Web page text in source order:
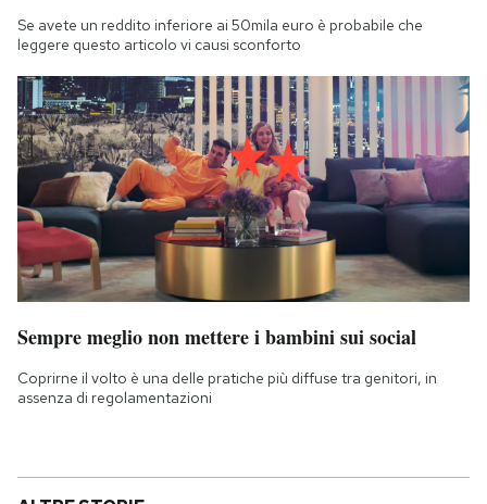
Se avete un reddito inferiore ai 50mila euro è probabile che
leggere questo articolo vi causi sconforto
Sempre meglio non mettere i bambini sui social
Coprirne il volto è una delle pratiche più diffuse tra genitori, in
assenza di regolamentazioni